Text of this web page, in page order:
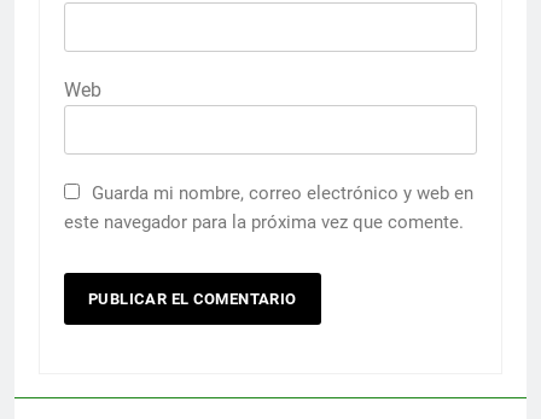
Web
Guarda mi nombre, correo electrónico y web en
este navegador para la próxima vez que comente.